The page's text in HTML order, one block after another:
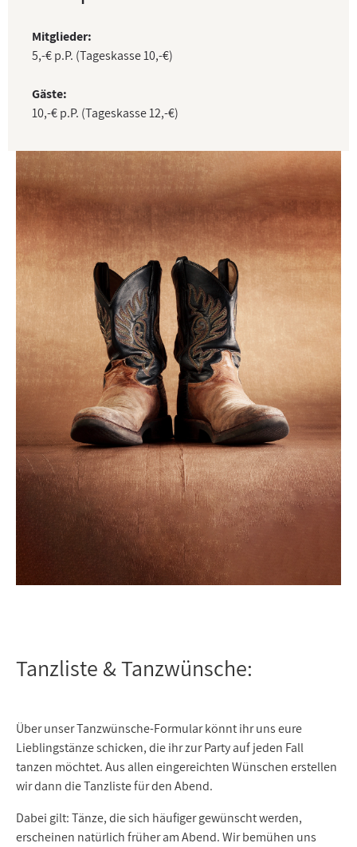
Mitglieder:
5,-€ p.P. (Tageskasse 10,-€)
Gäste:
10,-€ p.P. (Tageskasse 12,-€)
Tanzliste & Tanzwünsche:
Über unser Tanzwünsche-Formular könnt ihr uns eure
Lieblingstänze schicken, die ihr zur Party auf jeden Fall
tanzen möchtet. Aus allen eingereichten Wünschen erstellen
wir dann die Tanzliste für den Abend.
Dabei gilt: Tänze, die sich häufiger gewünscht werden,
erscheinen natürlich früher am Abend. Wir bemühen uns